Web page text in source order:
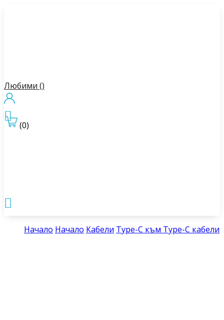
Любими ()
(0)


Начало Начало Кабели Type-C към Type-C кабели